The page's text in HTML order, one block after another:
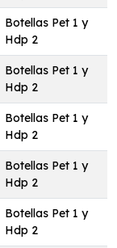
Botellas Pet 1 y
Hdp 2
Botellas Pet 1 y
Hdp 2
Botellas Pet 1 y
Hdp 2
Botellas Pet 1 y
Hdp 2
Botellas Pet 1 y
Hdp 2